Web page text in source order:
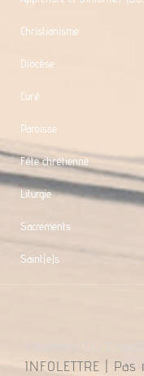
Christianisme
Diocèse
Curé
Paroisse
Fête chrétienne
Liturgie
Sacrements
Saint(e)s
INFOLETTRE |